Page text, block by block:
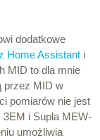
dodatkowe
Home Assistant i
MID to dla mnie
przez MID w
pomiarów nie jest
i Supla MEW-
umożliwia